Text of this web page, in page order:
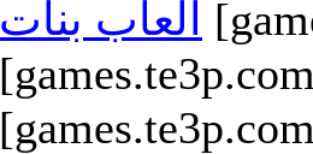
العاب بنات